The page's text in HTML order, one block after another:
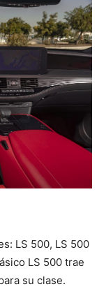
LS 500, LS 500
LS 500 trae
su clase.